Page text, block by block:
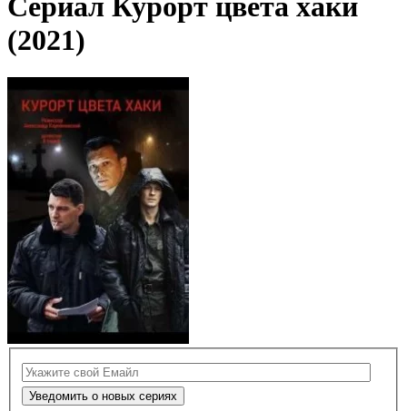
Сериал Курорт цвета хаки
(2021)
Уведомить о новых сериях